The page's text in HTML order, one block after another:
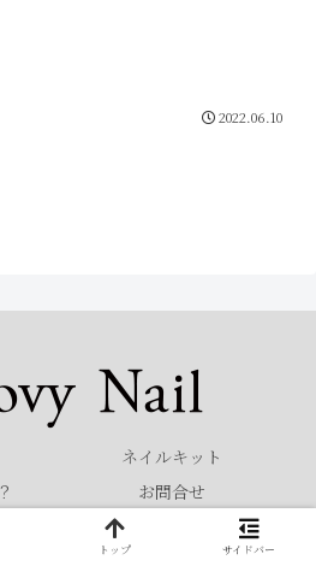
2022.06.10
ネイルキット
お問合せ
Groovy Nail.
トップ サイドバー